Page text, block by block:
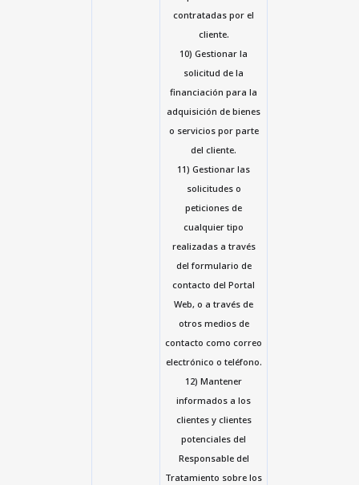
contratadas por el
cliente.
10) Gestionar la
solicitud de la
financiación para la
adquisición de bienes
o servicios por parte
del cliente.
11) Gestionar las
solicitudes o
peticiones de
cualquier tipo
realizadas a través
del formulario de
contacto del Portal
Web, o a través de
otros medios de
contacto como correo
electrónico o teléfono.
12) Mantener
informados a los
clientes y clientes
potenciales del
Responsable del
Tratamiento sobre los